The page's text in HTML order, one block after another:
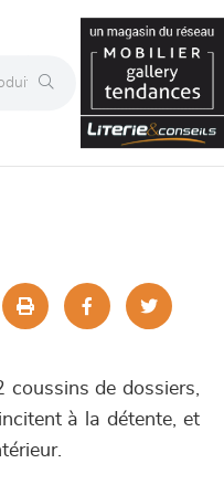
coussins de dossiers,
à la détente, et